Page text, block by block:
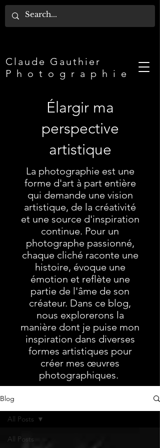
Claude Gauthier​
P h o t o g r a p h i e
Élargir ma
perspective
artistique
La photographie est une
forme d'art à part entière
qui demande une vision
artistique, de la créativité
et une source d'inspiration
continue. Pour un
photographe passionné,
chaque cliché raconte une
histoire, évoque une
émotion et reflète une
partie de l'âme de son
créateur. Dans ce blog,
nous explorerons la
manière dont je puise mon
inspiration dans diverses
formes artistiques pour
créer mes œuvres
photographiques.
Blog
All Posts
All Posts